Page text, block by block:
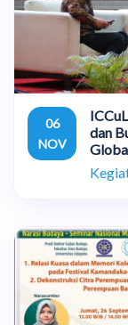
06
NOV
dan